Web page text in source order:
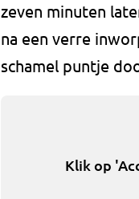
zeven minuten
na een verre
schamel puntje
Klik op